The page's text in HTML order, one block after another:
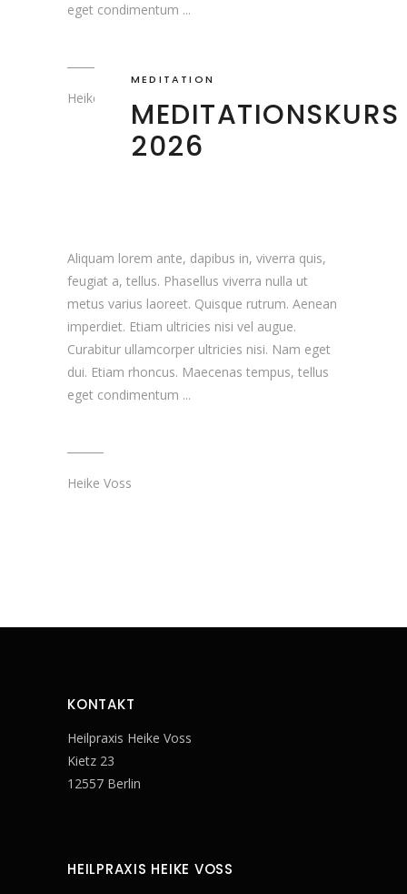
eget condimentum
Heike Voss
MEDITATION
MEDITATIONSKURS
2026
Aliquam lorem ante, dapibus in, viverra quis,
feugiat a, tellus. Phasellus viverra nulla ut
metus varius laoreet. Quisque rutrum. Aenean
imperdiet. Etiam ultricies nisi vel augue.
Curabitur ullamcorper ultricies nisi. Nam eget
dui. Etiam rhoncus. Maecenas tempus, tellus
eget condimentum
Heike Voss
KONTAKT
Heilpraxis Heike Voss
Kietz 23
12557 Berlin
HEILPRAXIS HEIKE VOSS